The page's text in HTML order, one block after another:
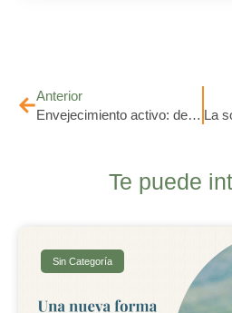
Anterior
Envejecimiento activo: derribando mitos para vivir con propósito después de los 60
Te puede
Sin Categoría